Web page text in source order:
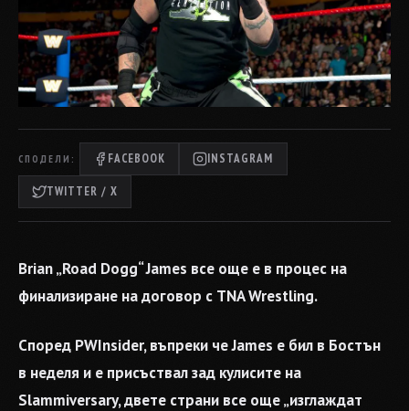
СПОДЕЛИ: FACEBOOK INSTAGRAM
TWITTER / X
Brian „Road Dogg“ James все още е в процес на
финализиране на договор с TNA Wrestling.
Според PWInsider, въпреки че James е бил в Бостън
в неделя и е присъствал зад кулисите на
Slammiversary, двете страни все още „изглаждат